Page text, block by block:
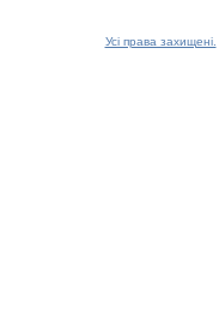
Усі права захищені.